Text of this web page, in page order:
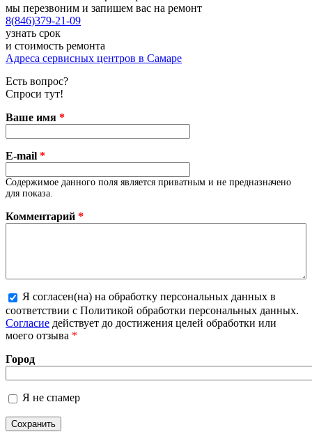
мы перезвоним и запишем вас на ремонт
8(846)379-21-09
узнать срок
и стоимость ремонта
Адреса сервисных центров в Самаре
Есть вопрос?
Спроси тут!
Ваше имя *
E-mail *
Содержимое данного поля является приватным и не предназначено
для показа.
Комментарий *
Более подробная информация о текстовых форматах
Я согласен(на) на обработку персональных данных в
соответствии с Политикой обработки персональных данных.
Согласие действует до достижения целей обработки или
моего отзыва *
Город
Я не спамер
Я спамер